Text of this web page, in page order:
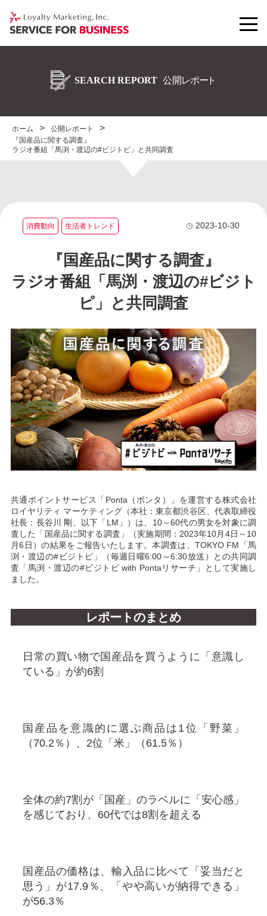
ホーム
公開レポート
『国産品に関する調査』
ラジオ番組「馬渕・渡辺の#ビジトピ」と共同調査
消費動向 生活者トレンド 2023-10-30
『国産品に関する調査』
ラジオ番組「馬渕・渡辺の#ビジト
ピ」と共同調査
共通ポイントサービス「Ponta（ポンタ）」を運営する株式会社
ロイヤリティ マーケティング（本社：東京都渋谷区、代表取締役
社長：長谷川 剛、以下「LM」）は、10～60代の男女を対象に調
査した「国産品に関する調査」（実施期間：2023年10月4日～10
月6日）の結果をご報告いたします。本調査は、TOKYO FM「馬
渕・渡辺の#ビジトピ」（毎週日曜6:00～6:30放送）との共同調
査「馬渕・渡辺の#ビジトピ with Pontaリサーチ」として実施し
ました。
レポートのまとめ
日常の買い物で国産品を買うように「意識し
ている」が約6割
国産品を意識的に選ぶ商品は1位「野菜」
（70.2％）、2位「米」（61.5％）
全体の約7割が「国産」のラベルに「安心感」
を感じており、60代では8割を超える
国産品の価格は、輸入品に比べて「妥当だと
思う」が17.9％、「やや高いが納得できる」
が56.3％